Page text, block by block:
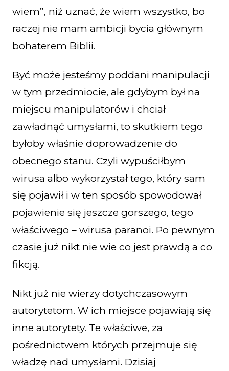
wiem”, niż uznać, że wiem wszystko, bo
raczej nie mam ambicji bycia głównym
bohaterem Biblii.
Być może jesteśmy poddani manipulacji
w tym przedmiocie, ale gdybym był na
miejscu manipulatorów i chciał
zawładnąć umysłami, to skutkiem tego
byłoby właśnie doprowadzenie do
obecnego stanu. Czyli wypuściłbym
wirusa albo wykorzystał tego, który sam
się pojawił i w ten sposób spowodował
pojawienie się jeszcze gorszego, tego
właściwego – wirusa paranoi. Po pewnym
czasie już nikt nie wie co jest prawdą a co
fikcją.
Nikt już nie wierzy dotychczasowym
autorytetom. W ich miejsce pojawiają się
inne autorytety. Te właściwe, za
pośrednictwem których przejmuje się
władzę nad umysłami. Dzisiaj